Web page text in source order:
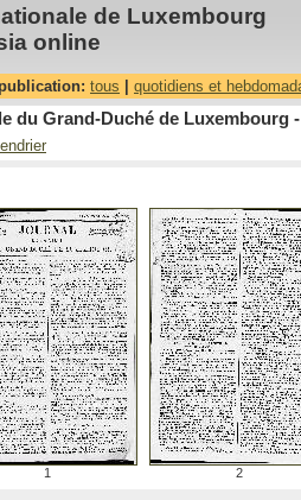
de Luxembourg
online
tous quotidiens et
du Grand-Duché de Luxembourg -
1 2